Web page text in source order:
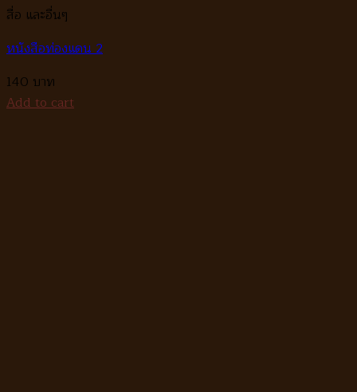
สื่อ และอื่นๆ
หนังสือท่องแดน 2
140
Add to cart